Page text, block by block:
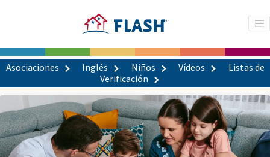
Asociaciones Inglés Niños Vídeos
Listas de
Verificación